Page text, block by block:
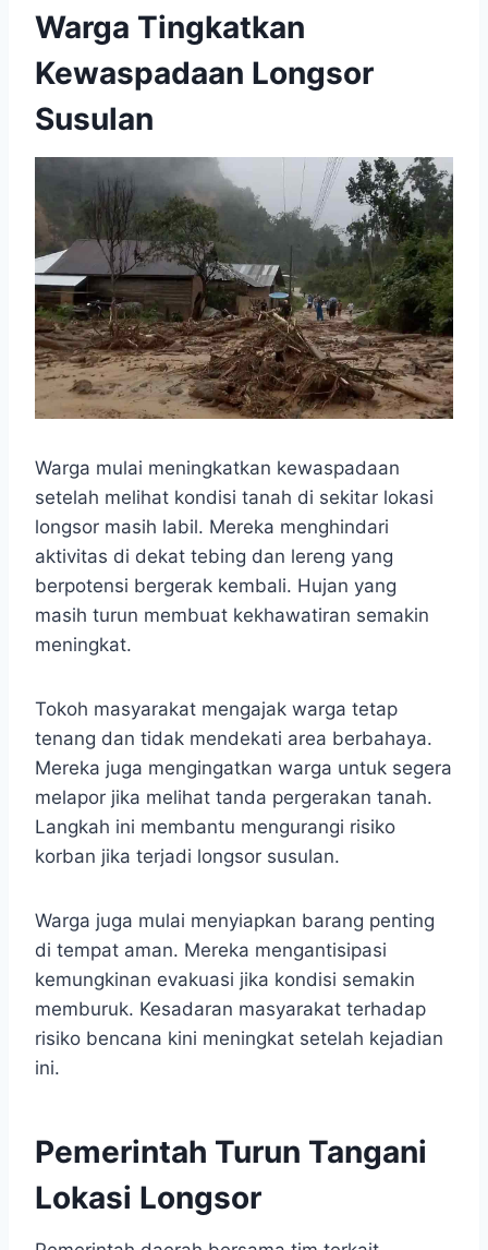
Warga Tingkatkan
Kewaspadaan Longsor
Susulan
Warga mulai meningkatkan kewaspadaan
setelah melihat kondisi tanah di sekitar lokasi
longsor masih labil. Mereka menghindari
aktivitas di dekat tebing dan lereng yang
berpotensi bergerak kembali. Hujan yang
masih turun membuat kekhawatiran semakin
meningkat.
Tokoh masyarakat mengajak warga tetap
tenang dan tidak mendekati area berbahaya.
Mereka juga mengingatkan warga untuk segera
melapor jika melihat tanda pergerakan tanah.
Langkah ini membantu mengurangi risiko
korban jika terjadi longsor susulan.
Warga juga mulai menyiapkan barang penting
di tempat aman. Mereka mengantisipasi
kemungkinan evakuasi jika kondisi semakin
memburuk. Kesadaran masyarakat terhadap
risiko bencana kini meningkat setelah kejadian
ini.
Pemerintah Turun Tangani
Lokasi Longsor